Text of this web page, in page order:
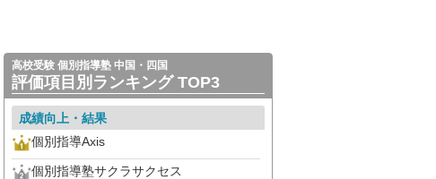
高校受験 個別指導塾 中国・四国
評価項目別ランキング TOP3
成績向上・結果
個別指導Axis
個別指導塾サクラサクセス